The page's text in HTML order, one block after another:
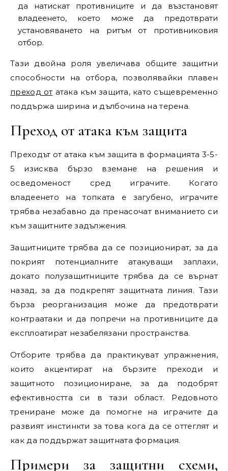
да натискат противниците и да възстановят
владеенето, което може да предотврати
установяването на ритъм от противниковия
отбор.
Тази двойна роля увеличава общите защитни
способности на отбора, позволявайки плавен
преход от атака към защита, като същевременно
поддържа ширина и дълбочина на терена.
Преход от атака към защита
Преходът от атака към защита в формацията 3-5-
5 изисква бързо вземане на решения и
осведоменост сред играчите. Когато
владеенето на топката е загубено, играчите
трябва незабавно да пренасочат вниманието си
към защитните задължения.
Защитниците трябва да се позиционират, за да
покрият потенциалните атакуващи заплахи,
докато полузащитниците трябва да се върнат
назад, за да подкрепят защитната линия. Тази
бърза реорганизация може да предотврати
контраатаки и да попречи на противниците да
експлоатират незабелязани пространства.
Отборите трябва да практикуват упражнения,
които акцентират на бързите преходи и
защитното позициониране, за да подобрят
ефективността си в тази област. Редовното
трениране може да помогне на играчите да
развият инстинкти за това кога да се оттеглят и
как да поддържат защитната формация.
Примери за защитни схеми,